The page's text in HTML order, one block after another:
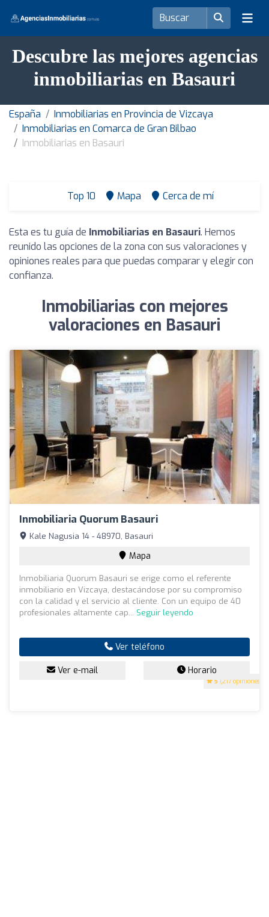
Descubre las mejores agencias
inmobiliarias en Basauri
España
Inmobiliarias en Provincia de Vizcaya
Inmobiliarias en Comarca de Gran Bilbao
Inmobiliarias en Basauri
Top 10 Mapa Cerca de mí
Esta es tu guía de Inmobiliarias en Basauri. Hemos
reunido las opciones de la zona con sus valoraciones y
opiniones reales para que puedas comparar y elegir con
confianza.
Inmobiliarias con mejores
valoraciones en Basauri
Inmobiliaria Quorum Basauri
5 (217 opiniones)
Kale Nagusia 14 - 48970, Basauri
Mapa
Inmobiliaria Quorum Basauri se erige como el referente
inmobiliario en Vizcaya, destacándose por su compromiso
con la calidad y el servicio al cliente. Con un equipo de 40
profesionales altamente cap... Seguir leyendo
Ver teléfono
Ver e-mail Horario